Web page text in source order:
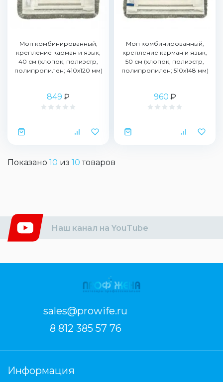
Моп комбинированный,
крепление карман и язык,
40 см (хлопок, полиэстр,
полипропилен; 410х120 мм)
849 ₽
Моп комбинированный,
крепление карман и язык,
50 см (хлопок, полиэстр,
полипропилен; 510х148 мм)
960 ₽
Показано 10 из 10 товаров
Наш канал на YouTube
sales@prowife.ru
8 812 385 57 76
Информация